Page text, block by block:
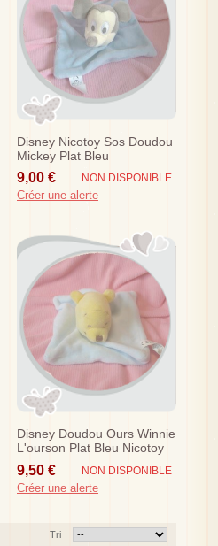
Disney Nicotoy Sos Doudou
Mickey Plat Bleu
9,00 € NON DISPONIBLE
Créer une alerte
Disney Doudou Ours Winnie
L'ourson Plat Bleu Nicotoy
Sos
9,50 € NON DISPONIBLE
Créer une alerte
Tri